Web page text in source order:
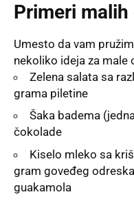
Primeri malih
Umesto da vam
nekoliko ideja za male
Zelena salata sa
grama piletine
Šaka badema
čokolade
Kiselo mleko sa
gram goveđeg
guakamola